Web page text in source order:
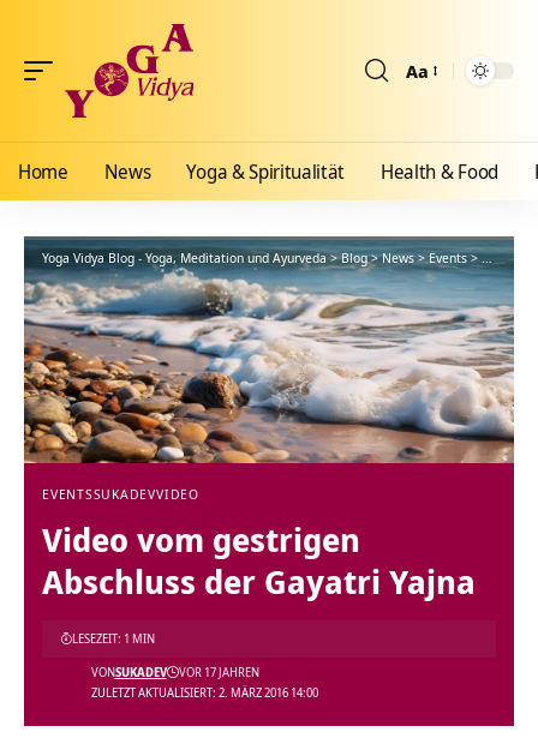
Aa
Home News Yoga & Spiritualität Health & Food
Yoga Vidya Blog - Yoga, Meditation und Ayurveda>Blog>News >Events>Video
EVENTSSUKADEVVIDEO
Video vom gestrigen
Abschluss der Gayatri Yajna
ZULETZT AKTUALISIERT: 2. MÄRZ 2016 14:00
VONSUKADEV VOR 17 JAHREN
LESEZEIT: 1 MIN